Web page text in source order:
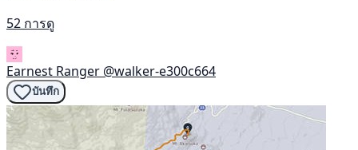
52 การดู
Earnest Ranger @walker-e300c664
บันทึก